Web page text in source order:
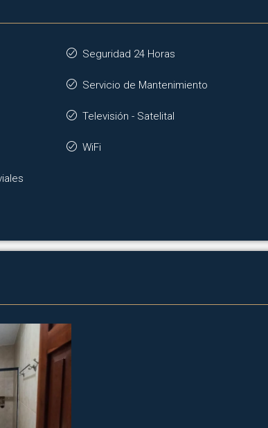
Seguridad 24 Horas
Servicio de Mantenimiento
Televisión - Satelital
WiFi